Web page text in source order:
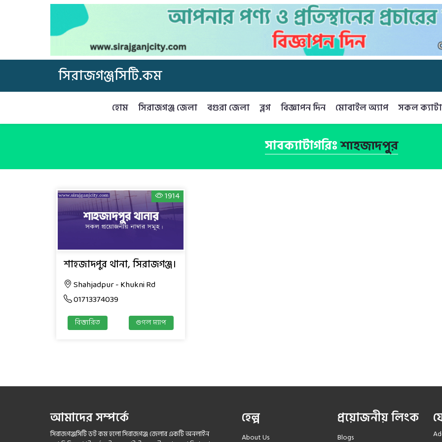
সিরাজগঞ্জসিটি.কম
হোম সিরাজগঞ্জ জেলা বগুরা জেলা ব্লগ বিজ্ঞাপন দিন মোবাইল অ্যাপ সকল
সাবক্যাটাগরিঃশাহজাদপুর
1914
শাহজাদপুর থানা, সিরাজগঞ্জ।
Shahjadpur - Khukni Rd
01713374039
বিস্তারিত গুগল ম্যাপ
আমাদের সম্পর্কে
সিরাজগঞ্জসিটি ডট কম হলো সিরাজগঞ্জ জেলার একটি অনলাইন
হেল্প
About Us
প্রয়োজনীয় লিংক
Blogs